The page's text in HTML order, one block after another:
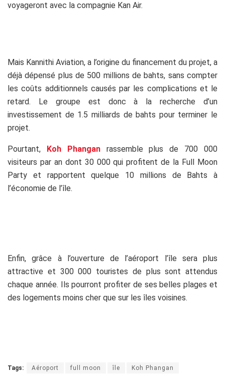
voyageront avec la compagnie Kan Air.
Mais Kannithi Aviation, a l’origine du financement du projet, a
déjà dépensé plus de 500 millions de bahts, sans compter
les coûts additionnels causés par les complications et le
retard. Le groupe est donc à la recherche d’un
investissement de 1.5 milliards de bahts pour terminer le
projet.
Pourtant, Koh Phanganrassemble plus de 700 000
visiteurs par an dont 30 000 qui profitent de la Full Moon
Party et rapportent quelque 10 millions de Bahts à
l’économie de l’île.
Enfin, grâce à l’ouverture de l’aéroport l’île sera plus
attractive et 300 000 touristes de plus sont attendus
chaque année. Ils pourront profiter de ses belles plages et
des logements moins cher que sur les îles voisines.
Tags: Aéroport full moon île Koh Phangan